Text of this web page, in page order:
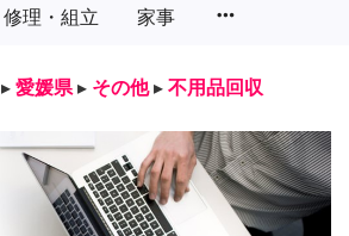
修理・組立 家事 more_horiz
▸ 愛媛県 ▸ その他 ▸ 不用品回収